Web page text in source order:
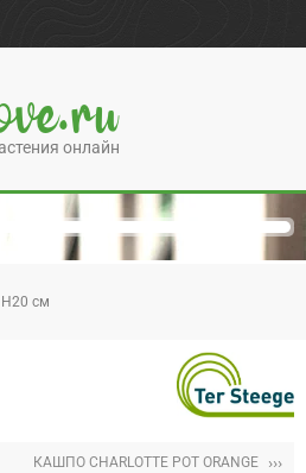
онлайн
см
КАШПО CHARLOTTE POT ORANGE ›››